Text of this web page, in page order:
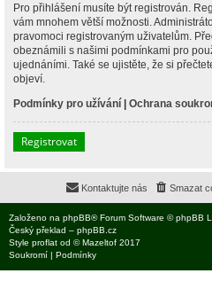
Pro přihlášení musíte být registrován.
vám mnohem větší možnosti.
pravomoci registrovaným uživatelům.
obeznámili s našimi podmínkami pro
ujednáními. Také se ujistěte, že si
objeví.
Podmínky pro užívání | Ochrana
Registrovat
Smazat
Kontaktujte nás
Založeno na phpBB® Forum Software © phpBB
Český překlad – phpBB.cz
Style proflat od ©Mazeltof 2017
Soukromí | Podmínky